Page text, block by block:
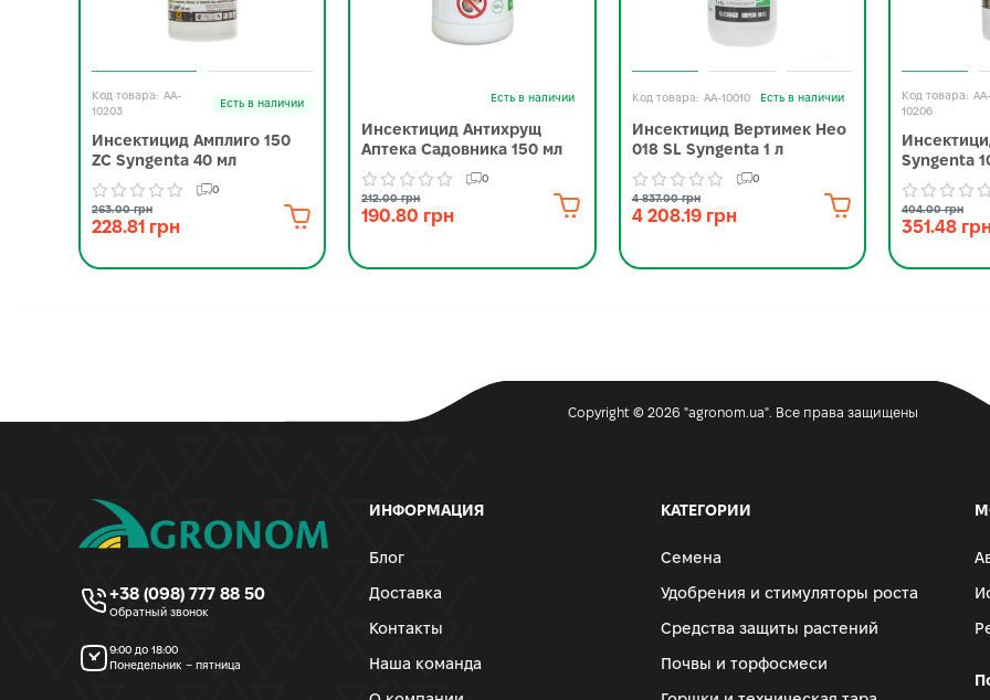
AA-
10203
Есть в наличии
Инсектицид Амплиго 150
ZC Syngenta 40 мл
0
263.00 грн
228.81 грн
Есть в наличии
Инсектицид Антихрущ
Аптека Садовника 150 мл
0
212.00 грн
190.80 грн
AA-10010 Есть в наличии
Инсектицид Вертимек Нео
018 SL Syngenta 1 л
0
4 837.00 грн
4 208.19 грн
10206
Syngenta
404.00 грн
351.48
Copyright © 2026 "agronom.ua". Все права защищены
+38 (098) 777 88 50
Обратный звонок
9:00 до 18:00
Понедельник – пятница
ИНФОРМАЦИЯ
Блог
Доставка
Контакты
Наша команда
КАТЕГОРИИ
Семена
Удобрения и стимуляторы роста
Средства защиты растений
Почвы и торфосмеси